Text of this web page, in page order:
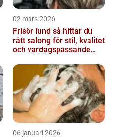
02 mars 2026
Frisör lund så hittar du
rätt salong för stil, kvalitet
och vardagspassande
06 januari 2026